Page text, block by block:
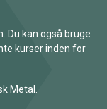
Du kan også bruge
kurser inden for
Metal.